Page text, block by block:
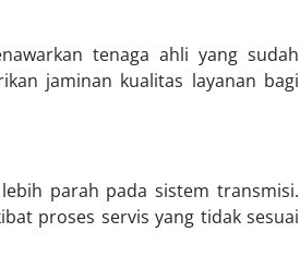
tenaga ahli yang sudah
jaminan kualitas layanan bagi
parah pada sistem transmisi.
proses servis yang tidak sesuai